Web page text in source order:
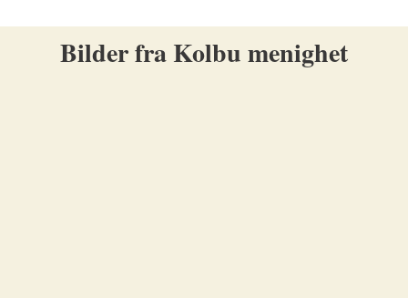
Bilder fra Kolbu menighet